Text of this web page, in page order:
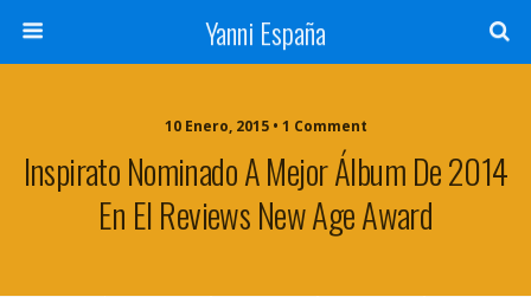
Yanni España
10 Enero, 2015 • 1 Comment
Inspirato Nominado A Mejor Álbum De 2014
En El Reviews New Age Award